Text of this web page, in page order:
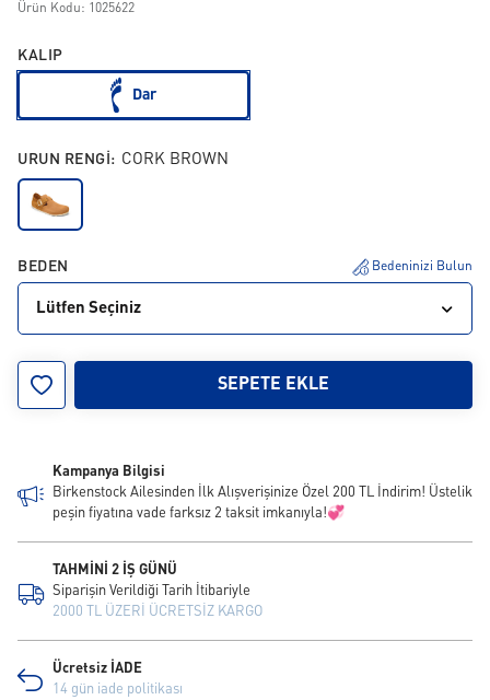
Ürün Kodu: 1025622
KALIP
Dar
URUN RENGI: CORK BROWN
BEDEN Bedeninizi Bulun
Lütfen Seçiniz
44 45 46
SEPETE EKLE
Kampanya Bilgisi
Birkenstock Ailesinden İlk Alışverişinize Özel 200 TL İndirim! Üstelik
peşin fiyatına vade farksız 2 taksit imkanıyla!💞
TAHMİNİ 2 İŞ GÜNÜ
Siparişin Verildiği Tarih İtibariyle
2000 TL ÜZERİ ÜCRETSİZ KARGO
Ücretsiz İADE
14 gün iade politikası